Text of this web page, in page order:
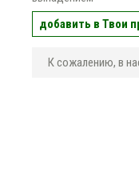
добавить в Твои
К сожалению, в